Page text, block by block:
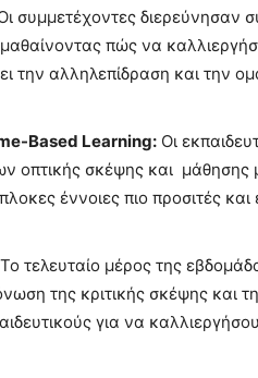
συμμετέχοντες διερεύνησαν
μαθαίνοντας πώς να
την αλληλεπίδραση και την
Based Learning: Οι
οπτικής σκέψης και μάθησης
έννοιες πιο προσιτές και
Το τελευταίο μέρος της
της κριτικής σκέψης και
για να